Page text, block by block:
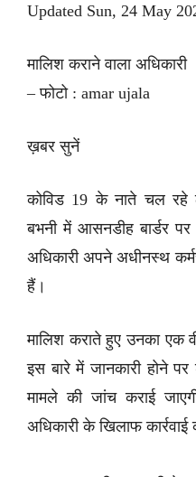
Updated Sun, 24 May
मालिश कराने वाला अधिकारी
– फोटो : amar ujala
ख़बर सुनें
कोविड 19 के नाते चल रहे
बभनी में आसनडीह बार्डर
अधिकारी अपने अधीनस्थ
हैं।
मालिश कराते हुए उनका एक
इस बारे में जानकारी होने
मामले की जांच कराई
अधिकारी के खिलाफ कार्रवाई